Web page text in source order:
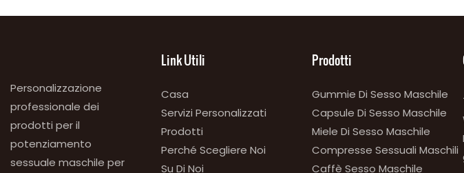
Personalizzazione
professionale dei
prodotti per il
potenziamento
sessuale maschile per
Link Utili
Casa
Servizi Personalizzati
Prodotti
Perché Scegliere Noi
Su Di Noi
Prodotti
Gummie Di Sesso Maschile
Capsule Di Sesso Maschile
Miele Di Sesso Maschile
Compresse Sessuali Maschili
Caffè Sesso Maschile